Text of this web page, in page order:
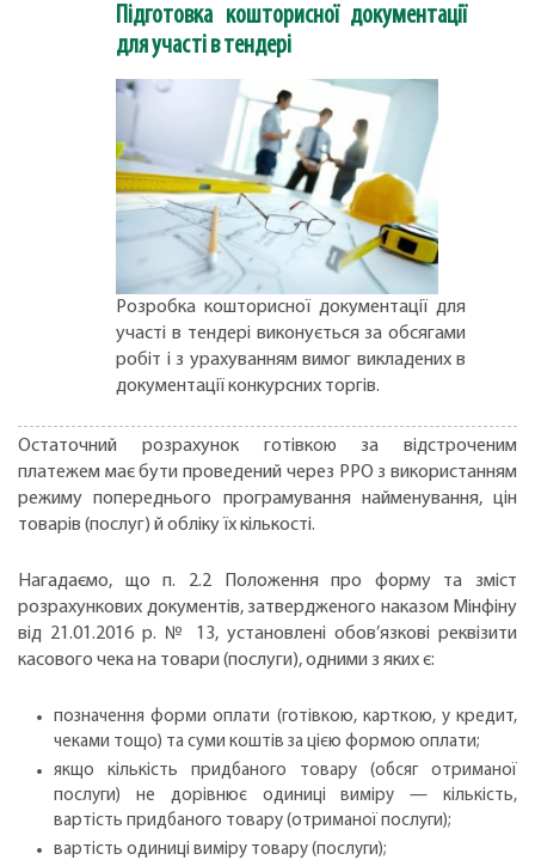
Підготовка кошторисної документації
для участі в тендері
Розробка кошторисної документації для
участі в тендері виконується за обсягами
робіт і з урахуванням вимог викладених в
документації конкурсних торгів.
Остаточний розрахунок готівкою за відстроченим
платежем має бути проведений через РРО з використанням
режиму попереднього програмування найменування, цін
товарів (послуг) й обліку їх кількості.
Нагадаємо, що п. 2.2 Положення про форму та зміст
розрахункових документів, затвердженого наказом Мінфіну
від 21.01.2016 р. № 13, установлені обов’язкові реквізити
касового чека на товари (послуги), одними з яких є:
позначення форми оплати (готівкою, карткою, у кредит,
чеками тощо) та суми коштів за цією формою оплати;
якщо кількість придбаного товару (обсяг отриманої
послуги) не дорівнює одиниці виміру — кількість,
вартість придбаного товару (отриманої послуги);
вартість одиниці виміру товару (послуги);